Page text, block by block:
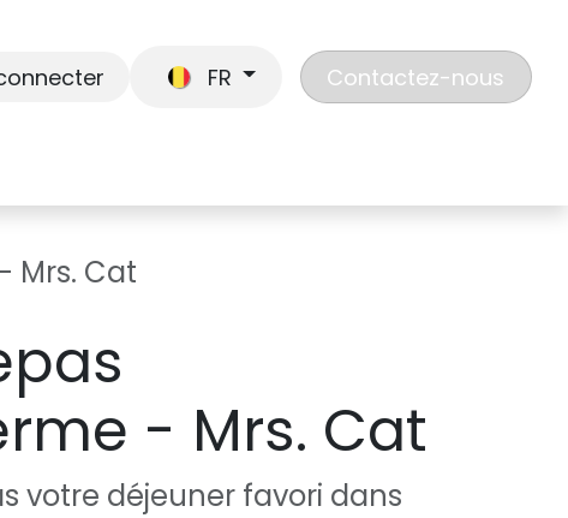
FR Contactez-nous
Mrs. Cat
- Mrs. Cat
votre déjeuner favori dans